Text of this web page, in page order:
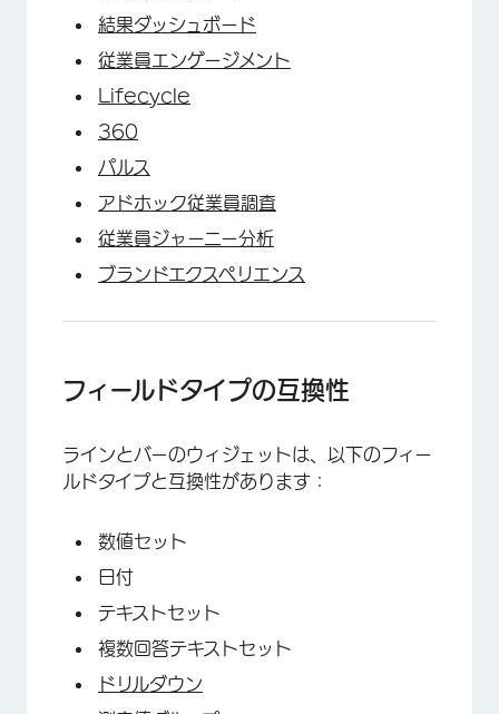
結果ダッシュボード
従業員エンゲージメント
Lifecycle
360
パルス
アドホック従業員調査
従業員ジャーニー分析
ブランドエクスペリエンス
フィールドタイプの互換性
ラインとバーのウィジェットは、以下のフィー
ルドタイプと互換性があります：
数値セット
日付
テキストセット
複数回答テキストセット
ドリルダウン